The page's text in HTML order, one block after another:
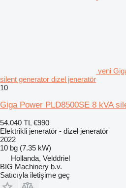
yeni
silent generator dizel jeneratör
10
Giga Power PLD8500SE 8 kVA
54.040 TL €990
Elektrikli jeneratör - dizel jeneratör
2022
10 bg (7.35 kW)
Hollanda, Velddriel
BIG Machinery b.v.
Satıcıyla iletişime geç